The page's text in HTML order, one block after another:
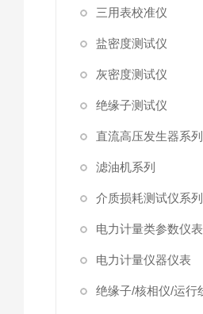
三用表校准仪
盐密度测试仪
灰密度测试仪
绝缘子测试仪
直流高压发生器系列
滤油机系列
介质损耗测试仪系列
电力计量类参数仪表
电力计量仪器仪表